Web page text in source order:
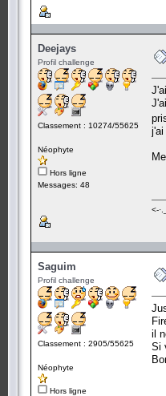
Deejays
Profil challenge
Classement : 10274/55625
Néophyte
Hors ligne
Messages: 48
j'ai
<-
Saguim
Profil challenge
Classement : 2905/55625
Néophyte
Hors ligne
il
Si